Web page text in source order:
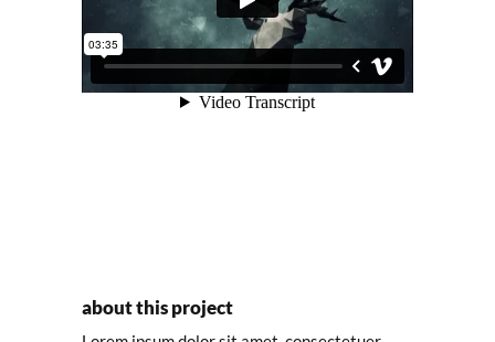
about this project